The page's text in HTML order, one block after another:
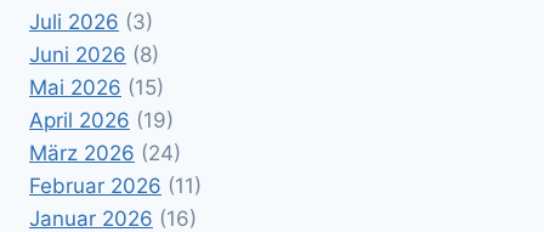
Juli 2026 (3)
Juni 2026 (8)
Mai 2026 (15)
April 2026 (19)
März 2026 (24)
Februar 2026 (11)
Januar 2026 (16)